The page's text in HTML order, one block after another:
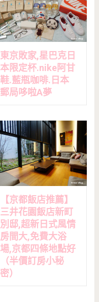
東京敗家,星巴克日
本限定杯.nike阿甘
鞋.藍瓶咖啡.日本
郵局哆啦A夢
【京都飯店推薦】
三井花園飯店新町
別邸,超新日式風情
房間大,免費大浴
場,京都四條地點好
（半價訂房小秘
密）